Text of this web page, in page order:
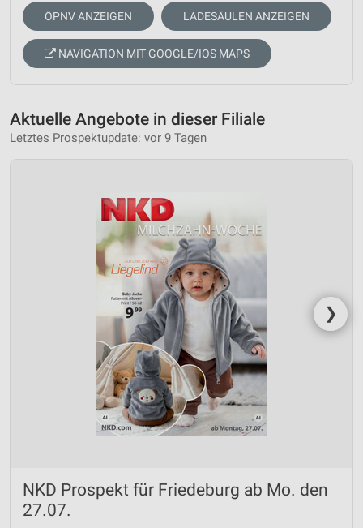
ÖPNV ANZEIGEN LADESÄULEN ANZEIGEN
NAVIGATION MIT GOOGLE/IOS MAPS
Aktuelle Angebote in dieser Filiale
Letztes Prospektupdate: vor 9 Tagen
❯
NKD Prospekt für Friedeburg ab Mo. den
27.07.